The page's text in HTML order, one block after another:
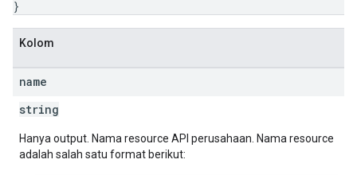
}
Kolom
name
string
Hanya output. Nama resource API perusahaan. Nama resource
adalah salah satu format berikut: